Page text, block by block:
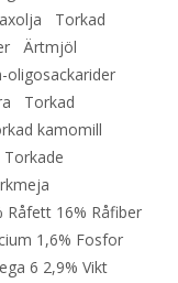
Torkad
Ärtmjöl
Torkad
kamomill
Råfett 16% Råfiber
1,6% Fosfor
6 2,9% Vikt